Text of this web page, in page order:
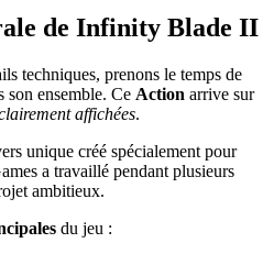
de Infinity Blade II
techniques, prenons le temps de
ensemble. Ce Action arrive sur
affichées.
unique créé spécialement pour
a travaillé pendant plusieurs
ambitieux.
du jeu :